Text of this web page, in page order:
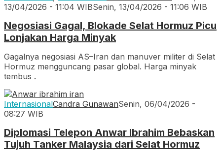
13/04/2026 - 11:04 WIBSenin, 13/04/2026 - 11:06 WIB
Negosiasi Gagal, Blokade Selat Hormuz Picu
Lonjakan Harga Minyak
Gagalnya negosiasi AS–Iran dan manuver militer di Selat
Hormuz mengguncang pasar global. Harga minyak
tembus .
InternasionalCandra GunawanSenin, 06/04/2026 -
08:27 WIB
Diplomasi Telepon Anwar Ibrahim Bebaskan
Tujuh Tanker Malaysia dari Selat Hormuz